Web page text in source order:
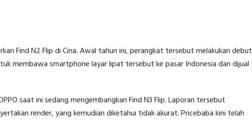
Find N2 Flip di Cina. Awal tahun ini, perangkat tersebut melakukan debut
membawa smartphone layar lipat tersebut ke pasar Indonesia dan dijual
saat ini sedang mengembangkan Find N3 Flip. Laporan tersebut
render, yang kemudian diketahui tidak akurat. Pricebaba kini telah